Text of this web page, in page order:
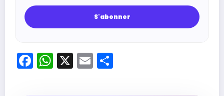
Facebook
WhatsApp
X Email